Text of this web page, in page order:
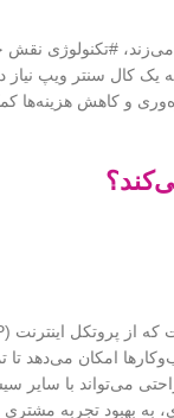
#تکنولوژی نقش
کال سنتر ویپ نیاز
و کاهش هزینه‌ها
امکان می‌دهد
راحتی می‌تواند با
بهبود تجربه مشتری